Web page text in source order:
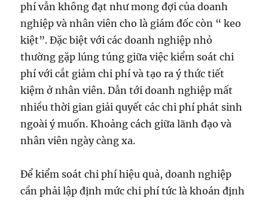
phí vẫn không đạt như mong đợi của doanh
nghiệp và nhân viên cho là giám đốc còn “ keo
kiệt”. Đặc biệt với các doanh nghiệp nhỏ
thường gặp lúng túng giữa việc kiểm soát chi
phí với cắt giảm chi phí và tạo ra ý thức tiết
kiệm ở nhân viên. Dẫn tới doanh nghiệp mất
nhiều thời gian giải quyết các chi phí phát sinh
ngoài ý muốn. Khoảng cách giữa lãnh đạo và
nhân viên ngày càng xa.
Để kiểm soát chi phí hiệu quả, doanh nghiệp
cần phải lập định mức chi phí tức là khoán định